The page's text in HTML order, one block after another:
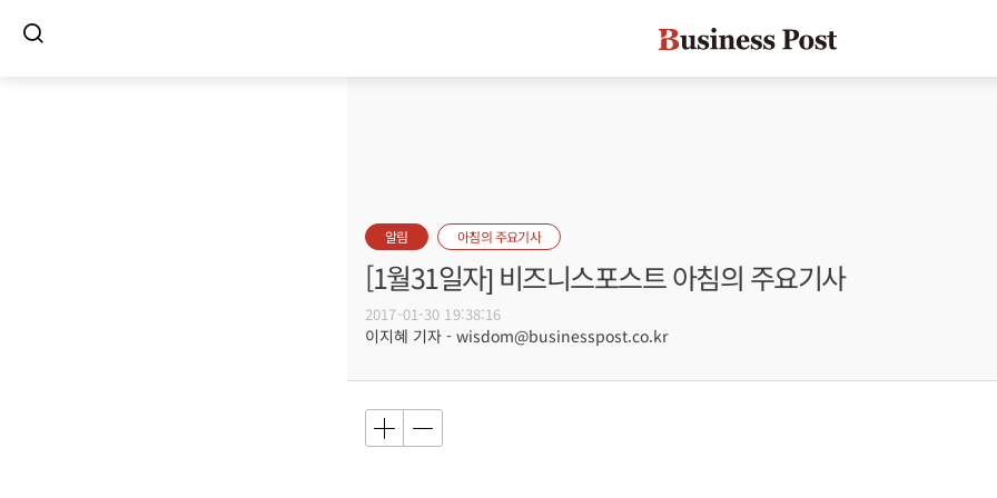
알림 아침의 주요기사
[1월31일자] 비즈니스포스트 아침의 주요기사
2017-01-30 19:38:16
이지혜 기자 - wisdom@businesspost.co.kr